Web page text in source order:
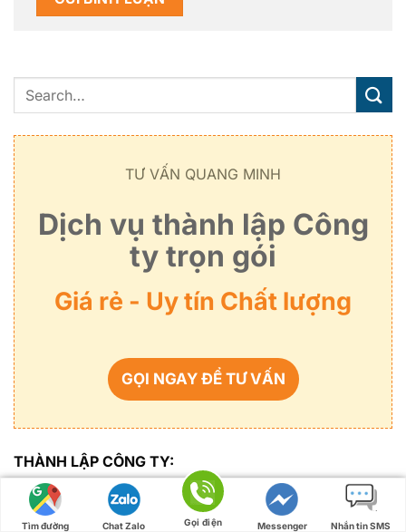
TƯ VẤN QUANG MINH
Dịch vụ thành lập Công
ty trọn gói
Giá rẻ - Uy tín Chất lượng
GỌI NGAY ĐỂ TƯ VẤN
THÀNH LẬP CÔNG TY:
Thành lập công ty TNHH
Tìm đường Chat Zalo Gọi điện Messenger Nhắn tin SMS